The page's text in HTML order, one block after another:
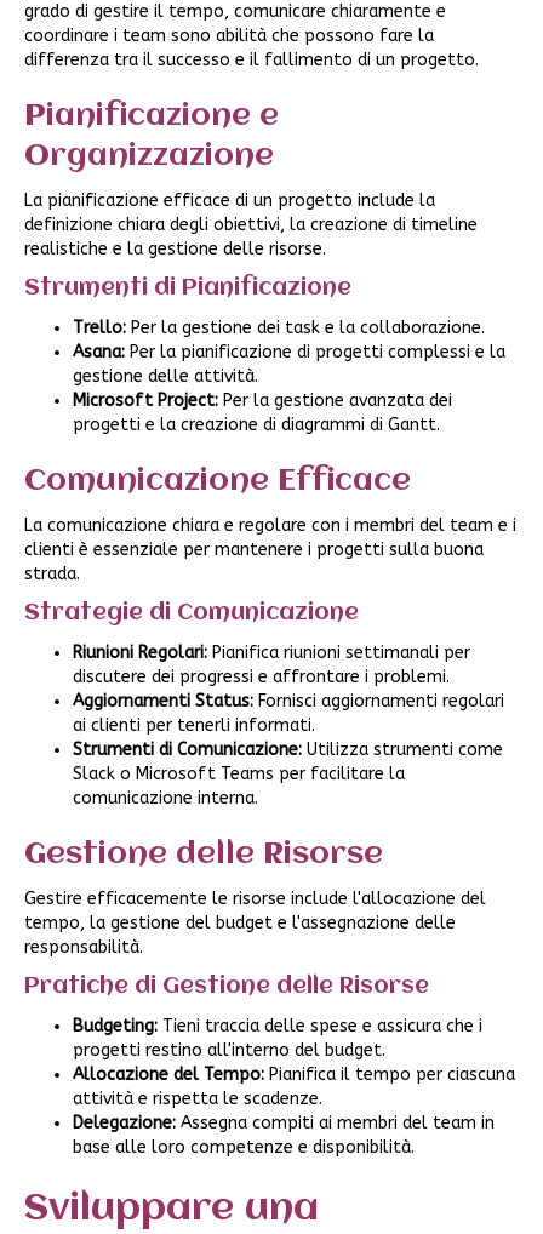
grado di gestire il tempo, comunicare chiaramente e
coordinare i team sono abilità che possono fare la
differenza tra il successo e il fallimento di un progetto.
Pianificazione e
Organizzazione
La pianificazione efficace di un progetto include la
definizione chiara degli obiettivi, la creazione di timeline
realistiche e la gestione delle risorse.
Strumenti di Pianificazione
Trello: Per la gestione dei task e la collaborazione.
Asana: Per la pianificazione di progetti complessi e la
gestione delle attività.
Microsoft Project: Per la gestione avanzata dei
progetti e la creazione di diagrammi di Gantt.
Comunicazione Efficace
La comunicazione chiara e regolare con i membri del team e i
clienti è essenziale per mantenere i progetti sulla buona
strada.
Strategie di Comunicazione
Riunioni Regolari: Pianifica riunioni settimanali per
discutere dei progressi e affrontare i problemi.
Aggiornamenti Status: Fornisci aggiornamenti regolari
ai clienti per tenerli informati.
Strumenti di Comunicazione: Utilizza strumenti come
Slack o Microsoft Teams per facilitare la
comunicazione interna.
Gestione delle Risorse
Gestire efficacemente le risorse include l'allocazione del
tempo, la gestione del budget e l'assegnazione delle
responsabilità.
Pratiche di Gestione delle Risorse
Budgeting: Tieni traccia delle spese e assicura che i
progetti restino all'interno del budget.
Allocazione del Tempo: Pianifica il tempo per ciascuna
attività e rispetta le scadenze.
Delegazione: Assegna compiti ai membri del team in
base alle loro competenze e disponibilità.
Sviluppare una